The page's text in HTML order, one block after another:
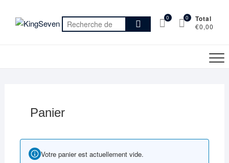
Recherche
pour :
0 Total
€0,00
0
Panier
Votre panier est actuellement vide.